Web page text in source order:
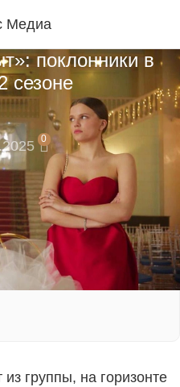
поклонники в
сезоне
0
и не пропустите
канал, там
из группы, на горизонте